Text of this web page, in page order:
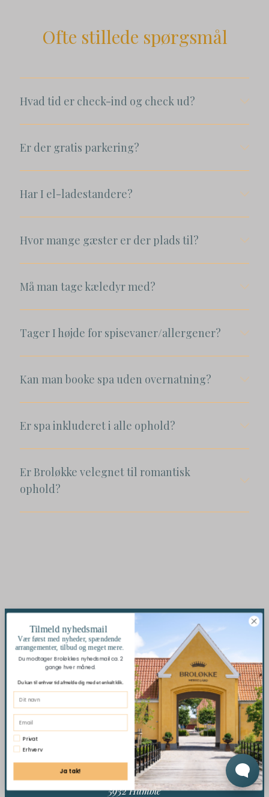
Ofte stillede spørgsmål
Hvad tid er check-ind og check ud?
Er der gratis parkering?
Har I el-ladestandere?
Hvor mange gæster er der plads til?
Må man tage kæledyr med?
Tager I højde for spisevaner/allergener?
Kan man booke spa uden overnatning?
Er spa inkluderet i alle ophold?
Er Broløkke velegnet til romantisk
ophold?
Broløkke (Langeland)
Hedevejen 33
5932 Humble
Tilmeld nyhedsmail
Vær først med nyheder, spændende
arrangementer, tilbud og meget mere.
Du modtager Broløkkes nyhedsmail ca. 2
gange hver måned.
Du kan til enhver tid afmelde dig med et enkelt klik.
Privat
Erhverv
Ja tak!